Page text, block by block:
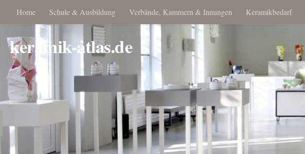
Home Schule & Ausbildung Verbände, Kammern & Innungen Keramikbedarf
keramik-atlas.de